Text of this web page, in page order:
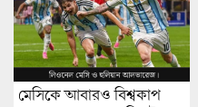
মেসিকে আবারও বিশ্বকাপ